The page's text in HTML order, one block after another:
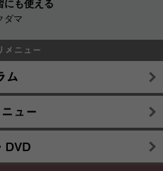
ッドが詰まった
ッカー